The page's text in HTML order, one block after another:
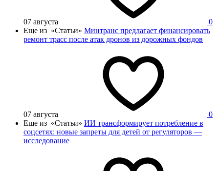
07 августа
0
Еще из «Статьи» Минтранс предлагает финансировать
ремонт трасс после атак дронов из дорожных фондов
07 августа
0
Еще из «Статьи» ИИ трансформирует потребление в
соцсетях: новые запреты для детей от регуляторов —
исследование